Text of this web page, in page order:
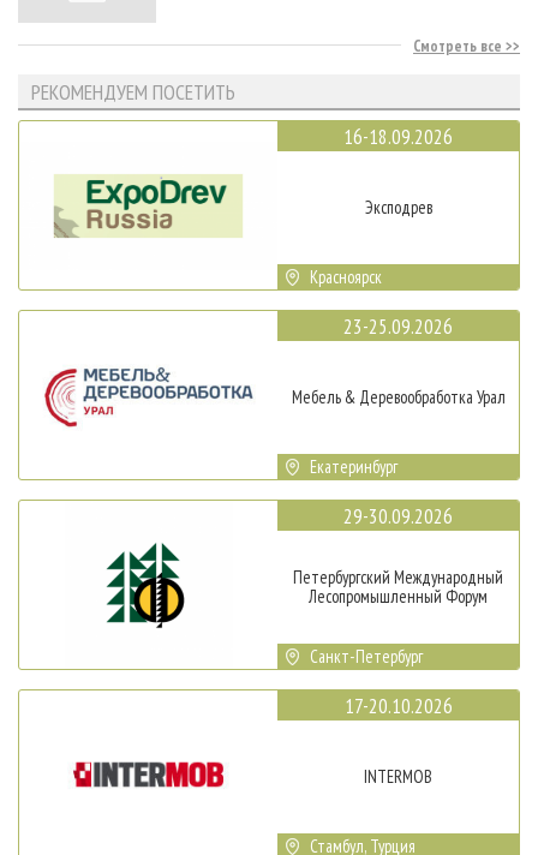
Смотреть все
РЕКОМЕНДУЕМ ПОСЕТИТЬ
16-18.09.2026
Эксподрев
Красноярск
23-25.09.2026
Мебель & Деревообработка Урал
Екатеринбург
29-30.09.2026
Петербургский Международный
Лесопромышленный Форум
Санкт-Петербург
17-20.10.2026
INTERMOB
Стамбул, Турция